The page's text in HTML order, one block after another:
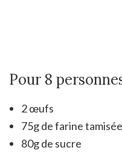
Pour 8
2 œufs
75g de farine tamisée
80g de sucre